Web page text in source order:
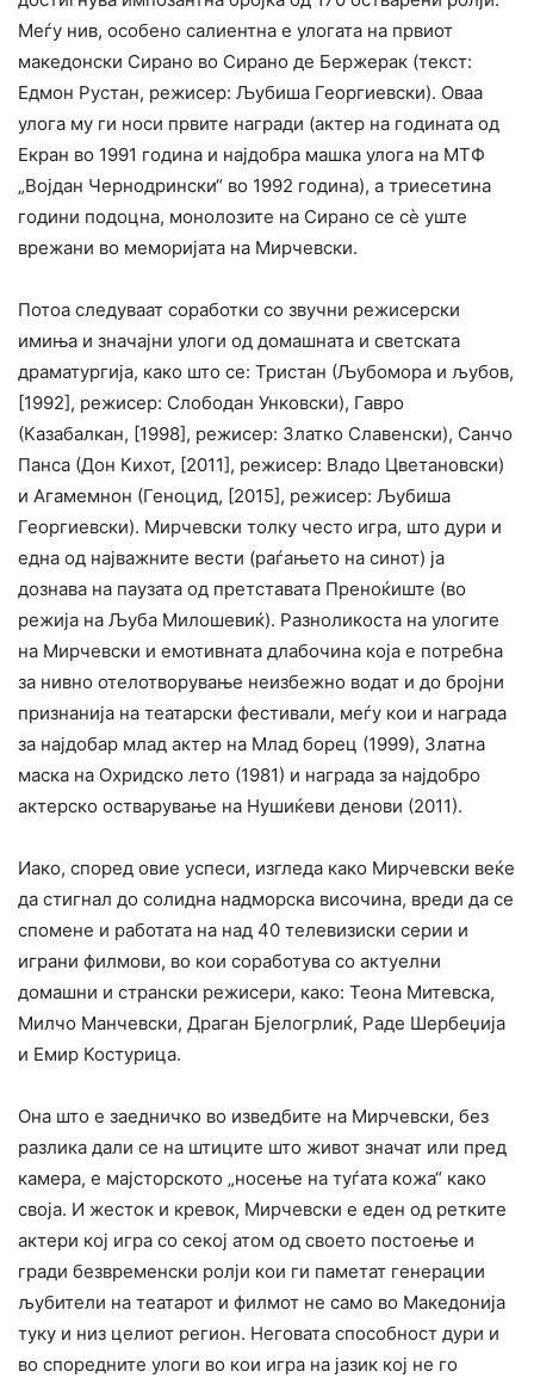
Меѓу нив, особено салиентна е улогата на првиот
македонски Сирано во Сирано де Бержерак (текст:
Едмон Рустан, режисер: Љубиша Георгиевски). Оваа
улога му ги носи првите награди (актер на годината од
Екран во 1991 година и најдобра машка улога на МТФ
„Војдан Чернодрински“ во 1992 година), а триесетина
години подоцна, монолозите на Сирано се сѐ уште
врежани во меморијата на Мирчевски.
Потоа следуваат соработки со звучни режисерски
имиња и значајни улоги од домашната и светската
драматургија, како што се: Тристан (Љубомора и љубов,
[1992], режисер: Слободан Унковски), Гавро
(Казабалкан, [1998], режисер: Златко Славенски), Санчо
Панса (Дон Кихот, [2011], режисер: Владо Цветановски)
и Агамемнон (Геноцид, [2015], режисер: Љубиша
Георгиевски). Мирчевски толку често игра, што дури и
една од најважните вести (раѓањето на синот) ја
дознава на паузата од претставата Преноќиште (во
режија на Љуба Милошевиќ). Разноликоста на улогите
на Мирчевски и емотивната длабочина која е потребна
за нивно отелотворување неизбежно водат и до бројни
признанија на театарски фестивали, меѓу кои и награда
за најдобар млад актер на Млад борец (1999), Златна
маска на Охридско лето (1981) и награда за најдобро
актерско остварување на Нушиќеви денови (2011).
Иако, според овие успеси, изгледа како Мирчевски веќе
да стигнал до солидна надморска височина, вреди да се
спомене и работата на над 40 телевизиски серии и
играни филмови, во кои соработува со актуелни
домашни и странски режисери, како: Теона Митевска,
Милчо Манчевски, Драган Бјелогрлиќ, Раде Шербеџија
и Емир Костурица.
Она што е заедничко во изведбите на Мирчевски, без
разлика дали се на штиците што живот значат или пред
камера, е мајсторското „носење на туѓата кожа“ како
своја. И жесток и кревок, Мирчевски е еден од ретките
актери кој игра со секој атом од своето постоење и
гради безвременски ролји кои ги паметат генерации
љубители на театарот и филмот не само во Македонија
туку и низ целиот регион. Неговата способност дури и
во споредните улоги во кои игра на јазик кој не го